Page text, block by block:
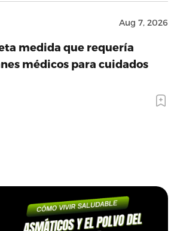
Aug 7, 2026
medida que requería
médicos para cuidados